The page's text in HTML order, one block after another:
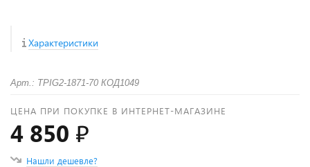
Характеристики
Арт.: TPIG2-1871-70 КОД1049
ЦЕНА ПРИ ПОКУПКЕ В ИНТЕРНЕТ-МАГАЗИНЕ
4 850 ₽
Нашли дешевле?